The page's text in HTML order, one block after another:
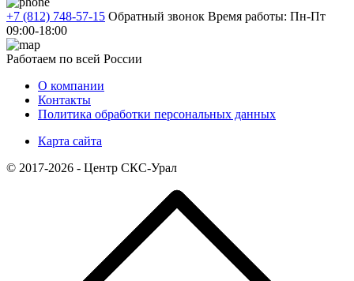
+7 (812) 748-57-15 Обратный звонок Время работы: Пн-Пт
09:00-18:00
Работаем по всей России
О компании
Контакты
Политика обработки персональных данных
Карта сайта
© 2017-2026 - Центр СКС-Урал